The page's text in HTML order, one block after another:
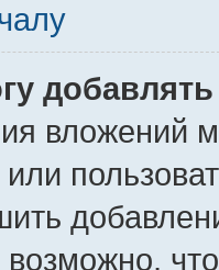
вложений